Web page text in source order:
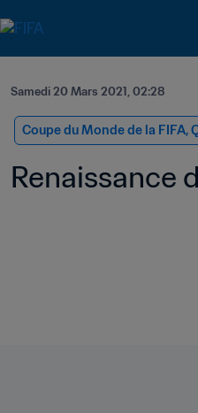
Samedi 20 Mars 2021, 02:28
Coupe du Monde de la FIFA,
Renaissance